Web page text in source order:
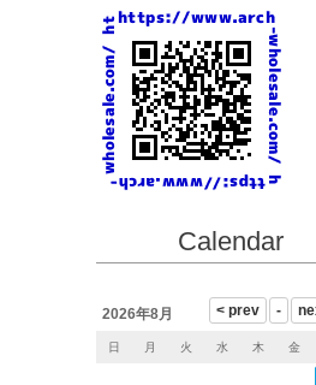
Calendar
2026年8月
日 月 火 水 木 金